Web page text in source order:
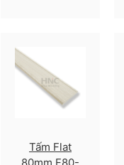
Tấm Flat
80mm F80-